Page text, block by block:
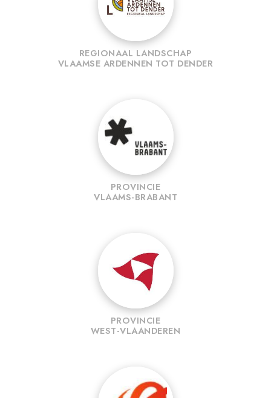
REGIONAAL LANDSCHAP
VLAAMSE ARDENNEN TOT DENDER
PROVINCIE
VLAAMS-BRABANT
PROVINCIE
WEST-VLAANDEREN